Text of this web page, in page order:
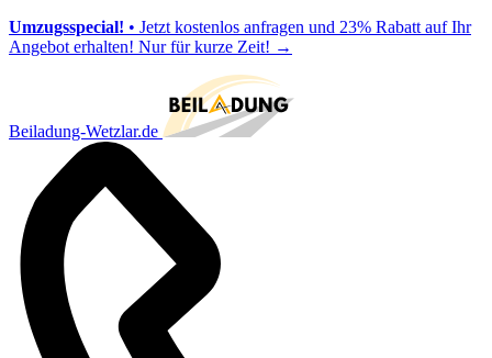
Umzugsspecial! • Jetzt kostenlos anfragen und 23% Rabatt auf Ihr
Angebot erhalten! Nur für kurze Zeit! →
Beiladung-Wetzlar.de